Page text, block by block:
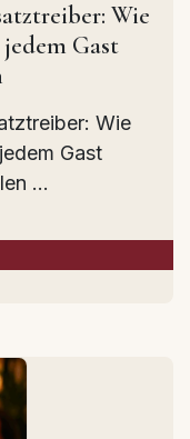
Wie
Gast
Wie
Gast
...